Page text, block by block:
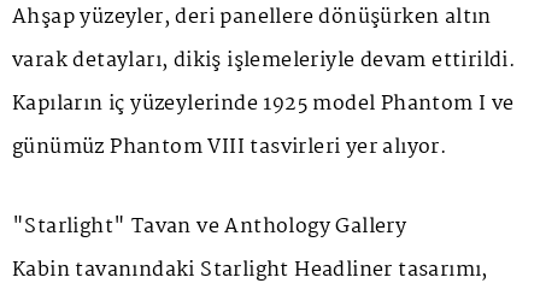
Ahşap yüzeyler, deri panellere dönüşürken altın
varak detayları, dikiş işlemeleriyle devam ettirildi.
Kapıların iç yüzeylerinde 1925 modelPhantom I ve
günümüzPhantom VIII tasvirleri yer alıyor.
"Starlight" Tavan ve Anthology Gallery
Kabin tavanındaki Starlight Headliner tasarımı,